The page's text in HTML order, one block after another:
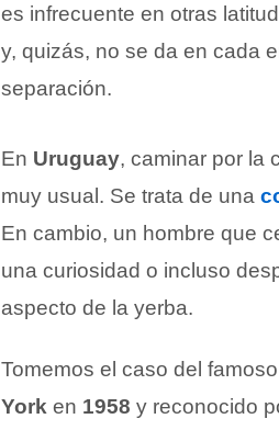
es infrecuente en otras
y, quizás, no se da en cada
separación.
En Uruguay, caminar por la
muy usual. Se trata de una
En cambio, un hombre que
una curiosidad o incluso
aspecto de la yerba.
Tomemos el caso del
York en 1958 y reconocido